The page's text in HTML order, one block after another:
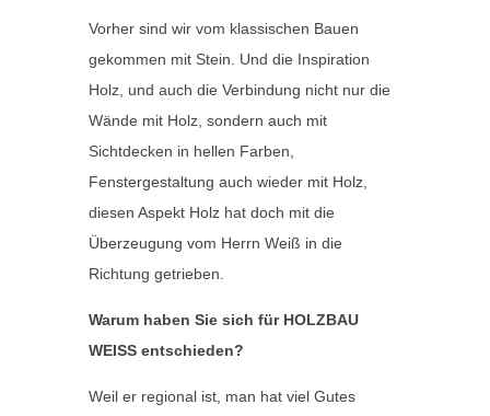
Vorher sind wir vom klassischen Bauen
gekommen mit Stein. Und die Inspiration
Holz, und auch die Verbindung nicht nur die
Wände mit Holz, sondern auch mit
Sichtdecken in hellen Farben,
Fenstergestaltung auch wieder mit Holz,
diesen Aspekt Holz hat doch mit die
Überzeugung vom Herrn Weiß in die
Richtung getrieben.
Warum haben Sie sich für HOLZBAU
WEISS entschieden?
Weil er regional ist, man hat viel Gutes